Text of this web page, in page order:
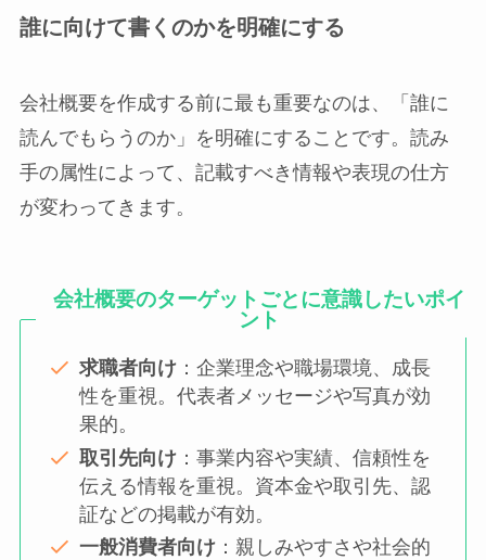
誰に向けて書くのかを明確にする
会社概要を作成する前に最も重要なのは、「誰に
読んでもらうのか」を明確にすることです。読み
手の属性によって、記載すべき情報や表現の仕方
が変わってきます。
会社概要のターゲットごとに意識したいポイ
ント
求職者向け：企業理念や職場環境、成長
性を重視。代表者メッセージや写真が効
果的。
取引先向け：事業内容や実績、信頼性を
伝える情報を重視。資本金や取引先、認
証などの掲載が有効。
一般消費者向け：親しみやすさや社会的